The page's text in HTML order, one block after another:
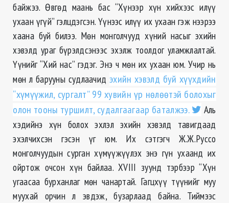
байжээ. Өвгөд маань бас “Хүнээр хүн хийхээс илүү
ухаан үгүй” гэлцдэгсэн. Үүнээс илүү их ухаан гэж нээрээ
хаана буй билээ. Мөн монголчууд хүний насыг эхийн
хэвэлд ураг бүрэлдсэнээс эхэлж тоолдог уламжлалтай.
Үүнийг “Хий нас” гэдэг. Энэ ч мөн их ухаан юм. Учир нь
мөн л барууны судлаачидэхийн хэвэлд буй хүүхдийн
“хүмүүжил, сургалт” 99 хувийн үр нөлөөтэй болохыг
олон тооны туршилт, судалгаагаар баталжээ.
Аль
хэдийнэ хүн болох эхлэл эхийн хэвэлд тавигдаад
эхэлчихсэн гэсэн үг юм. Их сэтгэгч Ж.Ж.Руссо
монголчуудын сурган хүмүүжүүлэх энэ гүн ухаанд их
ойртож очсон хүн байлаа. XVIII зуунд тэрбээр “Хүн
угаасаа бурханлаг мөн чанартай. Гагцхүү түүнийг муу
муухай орчин л эвдэж, бузарлаад байна. Тиймээс